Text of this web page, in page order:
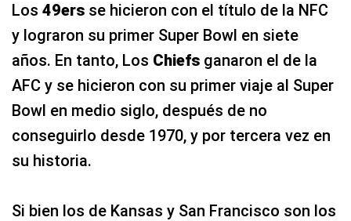
Los 49ers se hicieron con el título de la NFC
y lograron su primer Super Bowl en siete
años. En tanto, Los Chiefs ganaron el de la
AFC y se hicieron con su primer viaje al Super
Bowl en medio siglo, después de no
conseguirlo desde 1970, y por tercera vez en
su historia.
Si bien los de Kansas y San Francisco son los